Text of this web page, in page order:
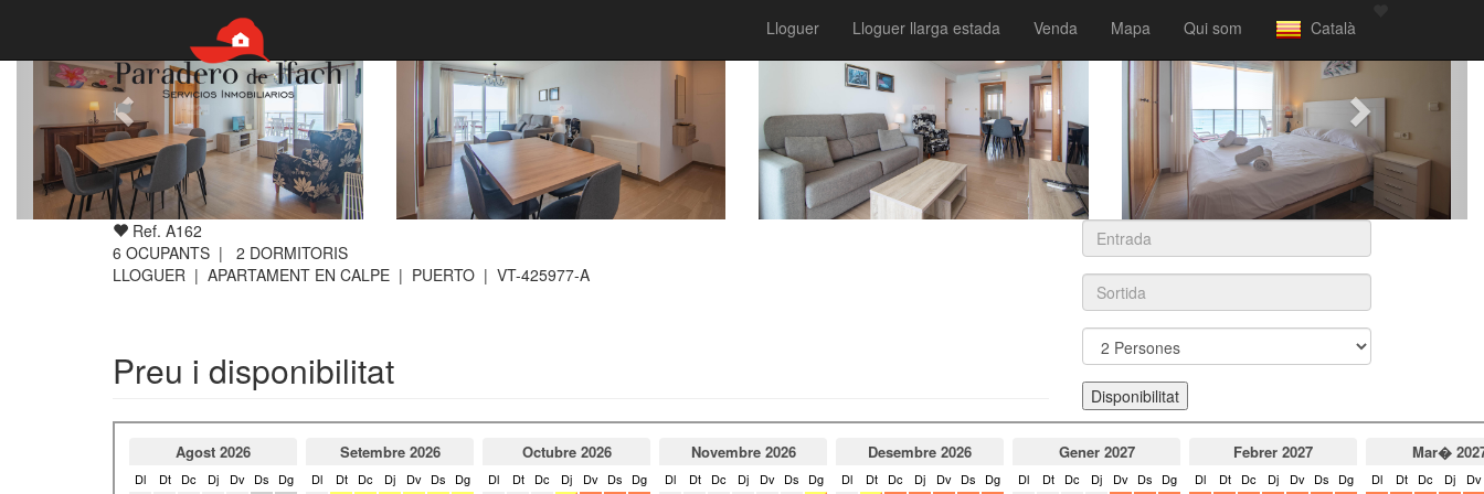
Lloguer Lloguer llarga estada Venda Mapa Qui som Català
Ref. A162
6 OCUPANTS | 2 DORMITORIS
LLOGUER | APARTAMENT EN CALPE | PUERTO | VT-425977-A
Preu i disponibilitat